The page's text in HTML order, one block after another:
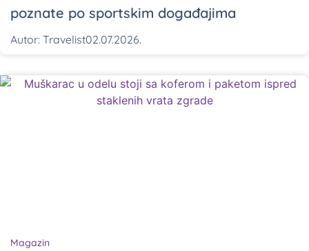
poznate po sportskim događajima
Autor: Travelist02.07.2026.
Magazin